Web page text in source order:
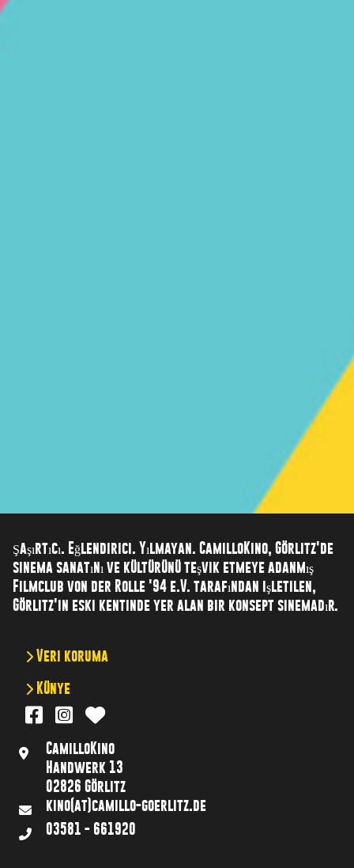
Şaşırtıcı. Eğlendirici. Yılmayan. CamilloKino, Görlitz'de
sinema sanatını ve kültürünü teşvik etmeye adanmış
Filmclub von der Rolle '94 e.V. tarafından işletilen,
Görlitz'in eski kentinde yer alan bir konsept sinemadır.
Veri koruma
Künye
CamilloKino
Handwerk 13
02826 Görlitz
kino(at)camillo-goerlitz.de
03581 - 661920